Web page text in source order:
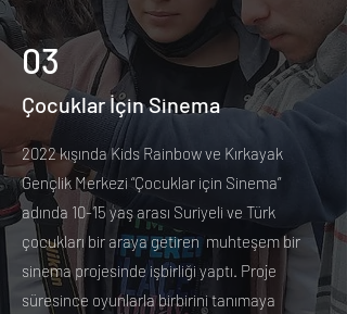
03
Çocuklar İçin Sinema
2022 kışında Kids Rainbow ve Kırkayak
Gençlik Merkezi “Çocuklar için Sinema”
adında 10-15 yaş arası Suriyeli ve Türk
çocukları bir araya getiren muhteşem bir
sinema projesinde işbirliği yaptı. Proje
süresince oyunlarla birbirini tanımaya